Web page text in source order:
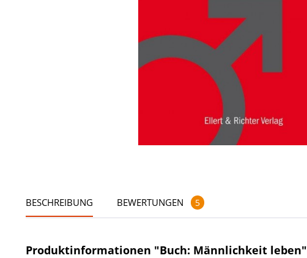
BESCHREIBUNG BEWERTUNGEN 5
Produktinformationen "Buch: Männlichkeit leben"